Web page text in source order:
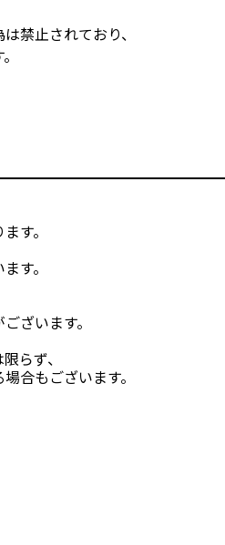
禁止されており、
す。
す。
ざいます。
らず、
合もございます。